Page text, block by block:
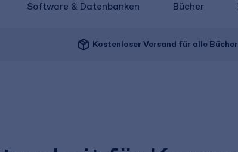
Software & Datenbanken Bücher
package_2 Kostenloser Versand für alle